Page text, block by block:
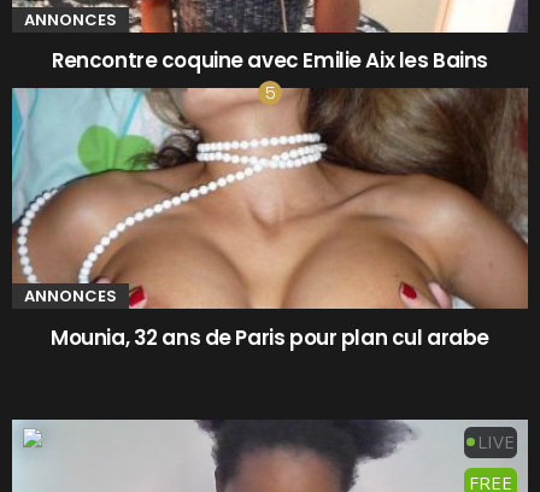
ANNONCES
Rencontre coquine avec Emilie Aix les Bains
ANNONCES
Mounia, 32 ans de Paris pour plan cul arabe